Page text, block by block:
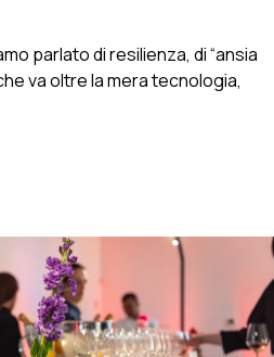
parlato di resilienza, di “ansia
va oltre la mera tecnologia,